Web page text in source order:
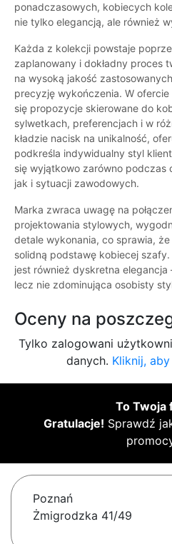
ponadczasowych, kobiecych
nie tylko elegancją, ale również
Każda z kolekcji powstaje
zaplanowany i dokładny proces
na wysoką jakość
precyzję wykończenia. W ofercie
się propozycje skierowane do
sylwetkach, preferencjach i w
kładzie nacisk na unikalność,
podkreśla indywidualny styl
się wyjątkowo zarówno podczas
jak i sytuacji zawodowych.
Marka zwraca uwagę na
projektowania stylowych,
detale wykonania, co sprawia,
solidną podstawę kobiecej szafy.
jest również dyskretna elegancja
lecz nie zdominująca osobisty
Oceny na
Tylko zalogowani
danych. Kliknij,
To Twoja
Gratulacje! Sprawdź
Poznań
Żmigrodzka 41/49